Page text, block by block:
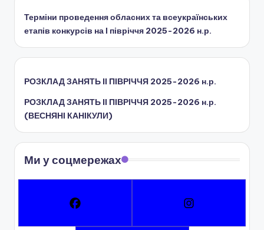
а
д
и
Терміни проведення обласних та всеукраїнських
етапів конкурсів на І півріччя 2025-2026 н.р.
РОЗКЛАД ЗАНЯТЬ IІ ПІВРІЧЧЯ 2025-2026 н.р.
РОЗКЛАД ЗАНЯТЬ IІ ПІВРІЧЧЯ 2025-2026 н.р.
(ВЕСНЯНІ КАНІКУЛИ)
Ми у соцмережах